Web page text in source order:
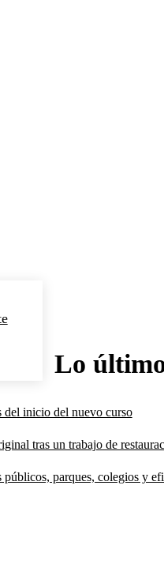
Lo
del inicio del nuevo curso
tras un trabajo de
parques, colegios y